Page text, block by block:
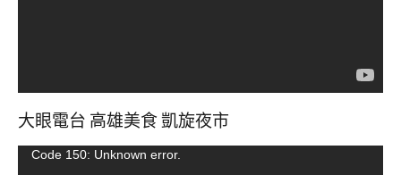
大眼電台 高雄美食 凱旋夜市
視Code 150: Unknown error.